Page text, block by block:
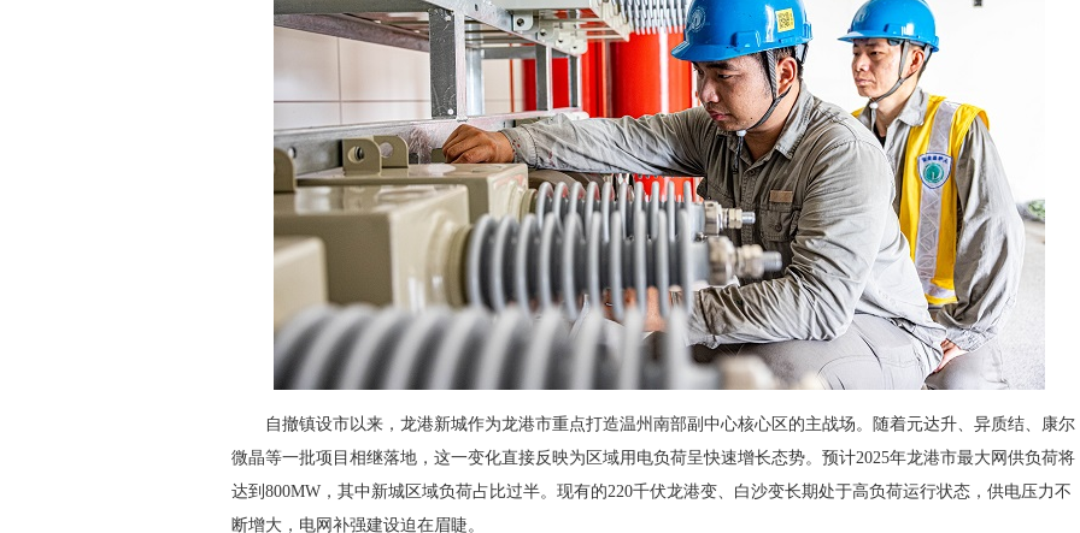
自撤镇设市以来，龙港新城作为龙港市重点打造温州南部副中心核心区的主战场。随着元达升、异质结、康尔
微晶等一批项目相继落地，这一变化直接反映为区域用电负荷呈快速增长态势。预计2025年龙港市最大网供负荷将
达到800MW，其中新城区域负荷占比过半。现有的220千伏龙港变、白沙变长期处于高负荷运行状态，供电压力不
断增大，电网补强建设迫在眉睫。